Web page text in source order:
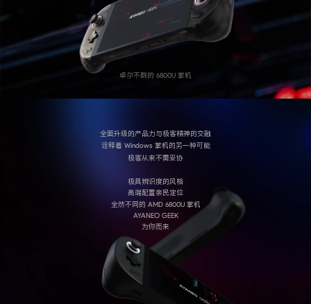
卓尔不群的 6800U 掌机
全面升级的产品力与极客精神的交融
诠释着 Windows 掌机的另一种可能
极客从来不需妥协
极具辨识度的风格
高端配置亲民定位
全然不同的 AMD 6800U 掌机
AYANEO GEEK
为你而来